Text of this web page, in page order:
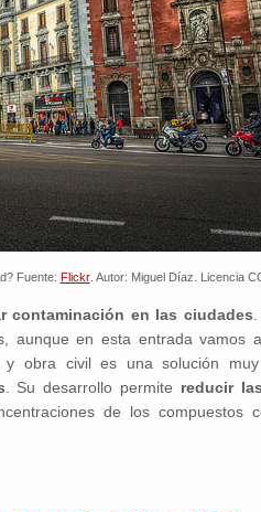
Fuente: Flickr. Autor: Miguel Díaz. Licencia
contaminación en las ciudades
aunque en esta entrada vamos
obra civil es una solución
. Su desarrollo permite reducir
de los compuestos